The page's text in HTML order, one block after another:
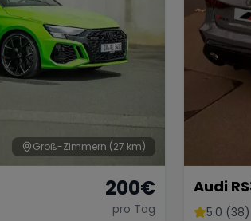
Groß-Zimmern (27 km)
200€
pro Tag
Audi
5.0 (38)